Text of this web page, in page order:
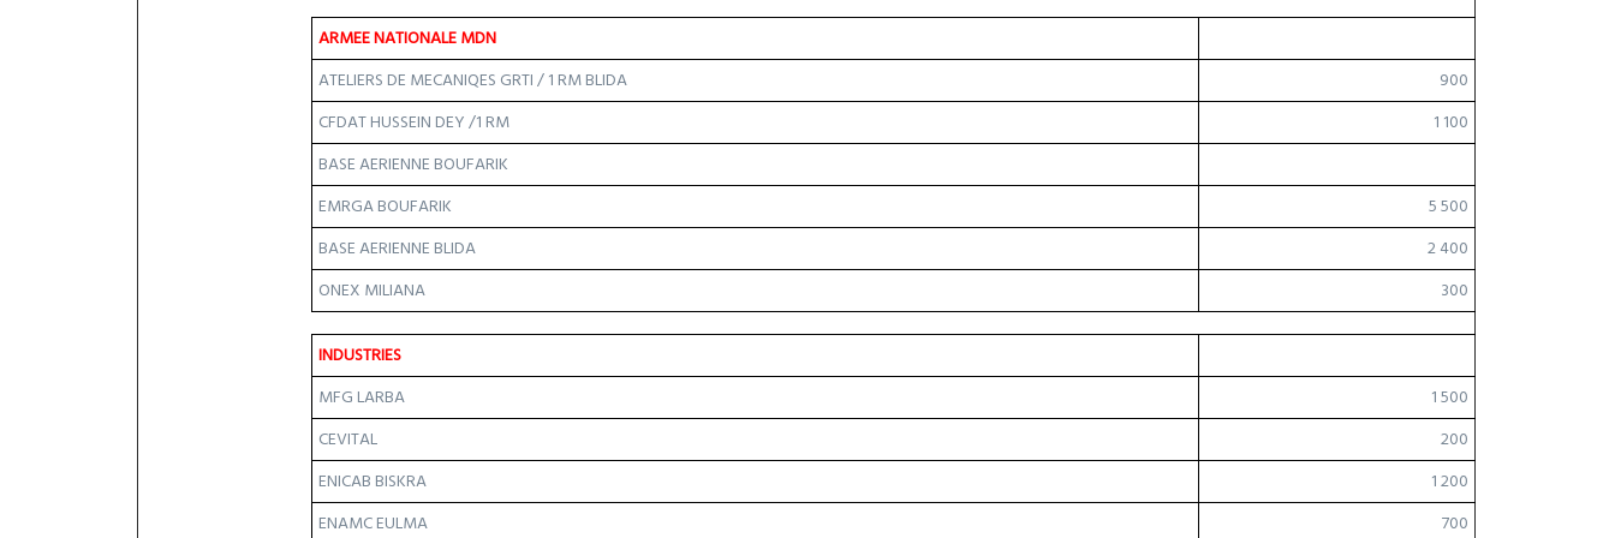
ARMEE NATIONALE MDN
ATELIERS DE MECANIQES GRTI / 1 RM BLIDA
900
CFDAT HUSSEIN DEY /1 RM
1 100
BASE AERIENNE BOUFARIK
EMRGA BOUFARIK
5 500
BASE AERIENNE BLIDA
2 400
ONEX MILIANA
300
INDUSTRIES
MFG LARBA
1 500
CEVITAL
200
ENICAB BISKRA
1 200
ENAMC EULMA
700